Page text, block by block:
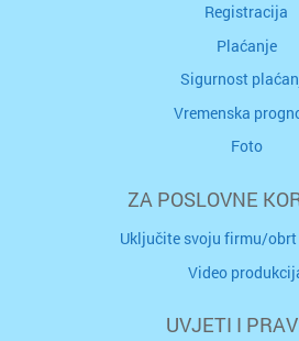
Registracija
Plaćanje
Sigurnost
Vremenska
Foto
ZA POSLOVNE
Uključite svoju firmu/
Video
UVJETI I